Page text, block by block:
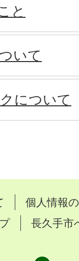
と
いて
について
個人情報
長久手市